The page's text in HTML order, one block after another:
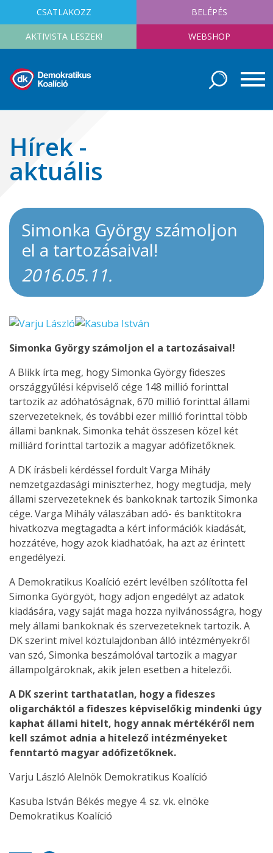
CSATLAKOZZ BELÉPÉS
AKTIVISTA LESZEK! WEBSHOP
Hírek -
aktuális
Simonka György számoljon
el a tartozásaival!
2016.05.11.
Simonka György számoljon el a tartozásaival!
A Blikk írta meg, hogy Simonka György fideszes
országgyűlési képviselő cége 148 millió forinttal
tartozik az adóhatóságnak, 670 millió forinttal állami
szervezeteknek, és további ezer millió forinttal több
állami banknak. Simonka tehát összesen közel két
milliárd forinttal tartozik a magyar adófizetőknek.
A DK írásbeli kérdéssel fordult Varga Mihály
nemzetgazdasági miniszterhez, hogy megtudja, mely
állami szervezeteknek és bankoknak tartozik Simonka
cége. Varga Mihály válaszában adó- és banktitokra
hivatkozva megtagadta a kért információk kiadását,
hozzátéve, hogy azok kiadhatóak, ha azt az érintett
engedélyezi.
A Demokratikus Koalíció ezért levélben szólította fel
Simonka Györgyöt, hogy adjon engedélyt az adatok
kiadására, vagy saját maga hozza nyilvánosságra, hogy
mely állami bankoknak és szervezeteknek tartozik. A
DK szerint mivel köztulajdonban álló intézményekről
van szó, Simonka beszámolóval tartozik a magyar
állampolgároknak, akik jelen esetben a hitelezői.
A DK szerint tarthatatlan, hogy a fideszes
oligarcháktól a fideszes képviselőkig mindenki úgy
kaphat állami hitelt, hogy annak mértékéről nem
kell számot adnia a hitelező intézményeket
fenntartó magyar adófizetőknek.
Varju László Alelnök Demokratikus Koalíció
Kasuba István Békés megye 4. sz. vk. elnöke
Demokratikus Koalíció